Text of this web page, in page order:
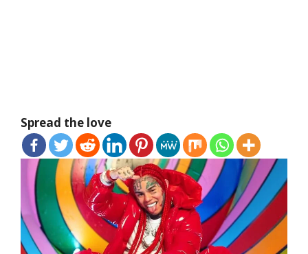
Spread the love